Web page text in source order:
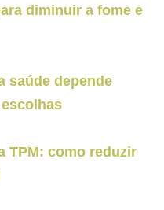
diminuir a fome e
saúde depende
TPM: como reduzir